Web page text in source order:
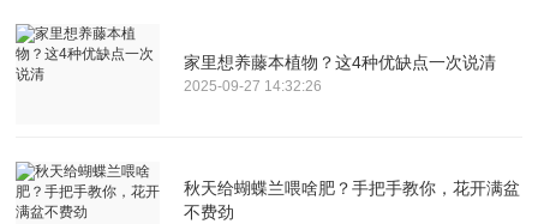
家里想养藤本植物？这4种优缺点一次说清
2025-09-27 14:32:26
秋天给蝴蝶兰喂啥肥？手把手教你，花开满盆
不费劲